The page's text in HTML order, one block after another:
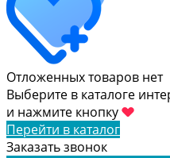
Отложенных товаров нет
Выберите в каталоге
и нажмите кнопку
Перейти в каталог
Заказать звонок